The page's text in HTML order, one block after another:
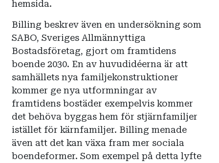
hemsida.
Billing beskrev även en undersökning som
SABO, Sveriges Allmännyttiga
Bostadsföretag, gjort om framtidens
boende 2030. En av huvudidéerna är att
samhällets nya familjekonstruktioner
kommer ge nya utformningar av
framtidens bostäder exempelvis kommer
det behöva byggas hem för stjärnfamiljer
istället för kärnfamiljer. Billing menade
även att det kan växa fram mer sociala
boendeformer. Som exempel på detta lyfte